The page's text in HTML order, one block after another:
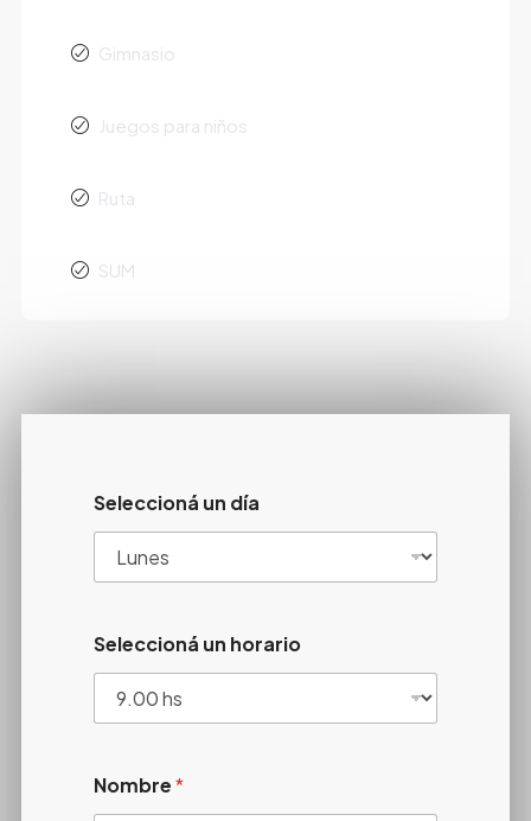
Gimnasio
Juegos para niños
Ruta
SUM
Seleccioná un día
Seleccioná un horario
Nombre*